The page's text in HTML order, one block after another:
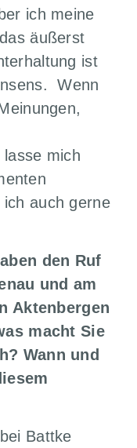
ich meine
äußerst
ist
Wenn
mich
auch gerne
den Ruf
und am
Aktenbergen
macht Sie
Wann und
Battke